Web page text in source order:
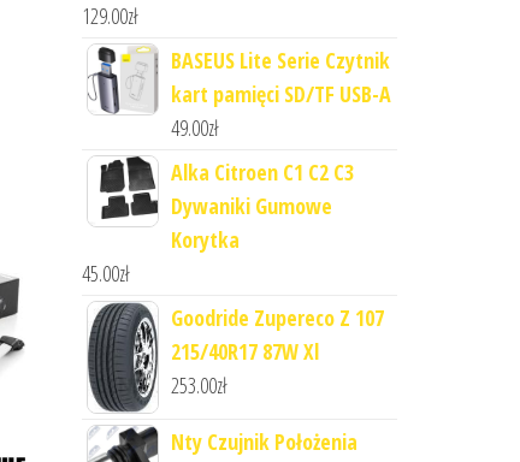
129.00zł
BASEUS Lite Serie Czytnik
kart pamięci SD/TF USB-A
49.00zł
Alka Citroen C1 C2 C3
Dywaniki Gumowe
Korytka
45.00zł
Goodride Zupereco Z 107
215/40R17 87W Xl
253.00zł
Nty Czujnik Położenia